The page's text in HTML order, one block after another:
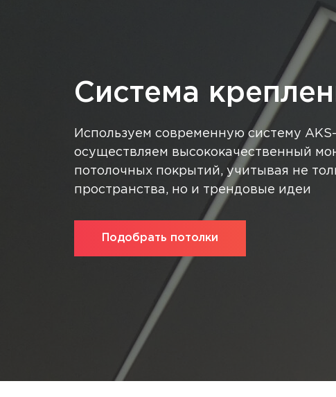
Система
Используем современную систему
осуществляем высококачественный
потолочных покрытий, учитывая не
пространства, но и трендовые идеи
Подобрать потолки